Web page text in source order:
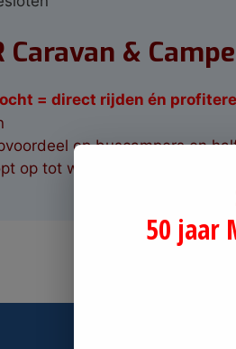
Caravan &
= direct rijden én
op buscampers en
op tot wel € 25.000,-!
50 jaar